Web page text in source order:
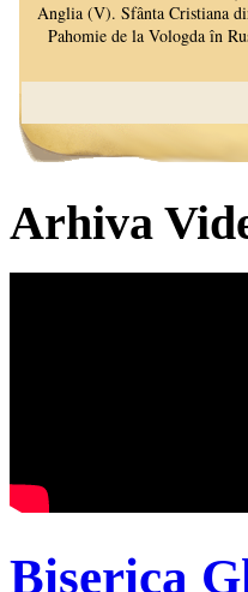
Arhiva
Biserica